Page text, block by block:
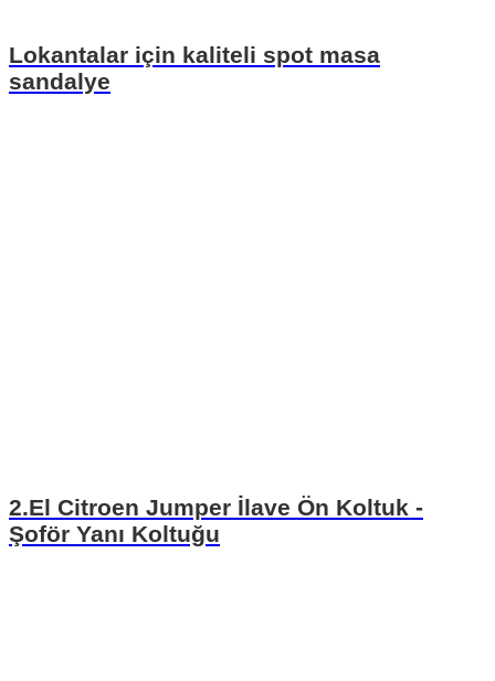
Lokantalar için kaliteli spot masa
sandalye
2.El Citroen Jumper İlave Ön Koltuk -
Şoför Yanı Koltuğu